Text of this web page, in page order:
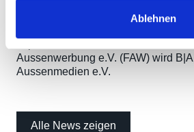
Ablehnen
Aussenwerbung e.V. (FAW) wird
Aussenmedien e.V.
Alle News zeigen